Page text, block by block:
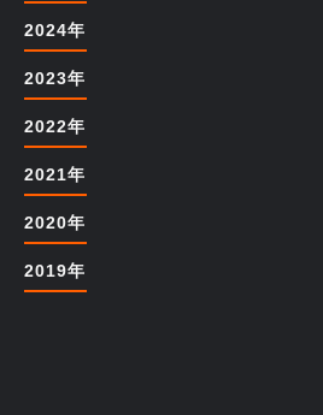
2024年
2023年
2022年
2021年
2020年
2019年